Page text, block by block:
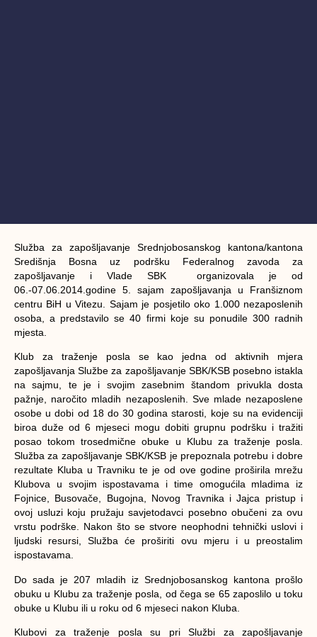
Služba za zapošljavanje Srednjobosanskog kantona/kantona
Središnja Bosna uz podršku Federalnog zavoda za
zapošljavanje i Vlade SBK organizovala je od
06.-07.06.2014.godine 5. sajam zapošljavanja u Franšiznom
centru BiH u Vitezu. Sajam je posjetilo oko 1.000 nezaposlenih
osoba, a predstavilo se 40 firmi koje su ponudile 300 radnih
mjesta.
Klub za traženje posla se kao jedna od aktivnih mjera
zapošljavanja Službe za zapošljavanje SBK/KSB posebno istakla
na sajmu, te je i svojim zasebnim štandom privukla dosta
pažnje, naročito mladih nezaposlenih. Sve mlade nezaposlene
osobe u dobi od 18 do 30 godina starosti, koje su na evidenciji
biroa duže od 6 mjeseci mogu dobiti grupnu podršku i tražiti
posao tokom trosedmične obuke u Klubu za traženje posla.
Služba za zapošljavanje SBK/KSB je prepoznala potrebu i dobre
rezultate Kluba u Travniku te je od ove godine proširila mrežu
Klubova u svojim ispostavama i time omogućila mladima iz
Fojnice, Busovače, Bugojna, Novog Travnika i Jajca pristup i
ovoj usluzi koju pružaju savjetodavci posebno obučeni za ovu
vrstu podrške. Nakon što se stvore neophodni tehnički uslovi i
ljudski resursi, Služba će proširiti ovu mjeru i u preostalim
ispostavama.
Do sada je 207 mladih iz Srednjobosanskog kantona prošlo
obuku u Klubu za traženje posla, od čega se 65 zaposlilo u toku
obuke u Klubu ili u roku od 6 mjeseci nakon Kluba.
Klubovi za traženje posla su pri Službi za zapošljavanje